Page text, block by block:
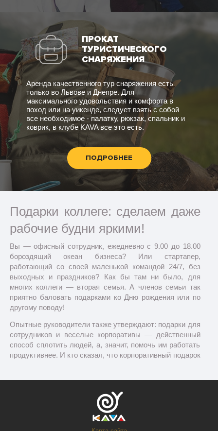
ПРОКАТ
ТУРИСТИЧЕСКОГО
СНАРЯЖЕНИЯ
Аренда качественного тур снаряжения есть
только во Львове и Днепре. Для
максимального удовольствия и комфорта в
поход или на уикенде, следует взять с собой
все необходимое - палатку, рюкзак, спальник и
коврик, в клубе KAVA все это есть.
ПОДРОБНЕЕ
Подарки коллеге: сделаем даже
рабочие будни яркими!
Вы — офисный сотрудник, ежедневно с 9.00 до 18.00
бороздящий океан бизнеса? Или стартапер,
работающий со своей маленькой командой 24/7, без
выходных и праздников? Как бы там ни было, для
многих коллеги — вторая семья. А членов семьи так
приятно баловать подарками ко Дню рождения или по
другому поводу!
Опытные руководители также утверждают: подарки для
сотрудников и веселые корпоративы — действенный
способ сплотить людей, а, значит, помочь им работать
продуктивнее. И кто сказал, что корпоративный подарок
лучший подарок для коллеги.
KAVA плохого не посоветует или